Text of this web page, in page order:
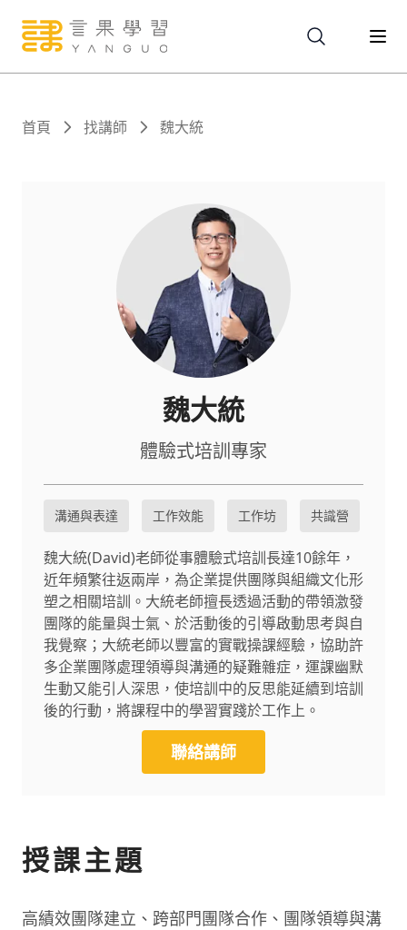
關於
首頁 找講師 魏大統
魏大統
體驗式培訓專家
溝通與表達 工作效能 工作坊 共識營
魏大統(David)老師從事體驗式培訓長達10餘年，
近年頻繁往返兩岸，為企業提供團隊與組織文化形
塑之相關培訓。大統老師擅長透過活動的帶領激發
團隊的能量與士氣、於活動後的引導啟動思考與自
我覺察；大統老師以豐富的實戰操課經驗，協助許
多企業團隊處理領導與溝通的疑難雜症，運課幽默
生動又能引人深思，使培訓中的反思能延續到培訓
後的行動，將課程中的學習實踐於工作上。
聯絡講師
授課主題
高績效團隊建立、跨部門團隊合作、團隊領導與溝